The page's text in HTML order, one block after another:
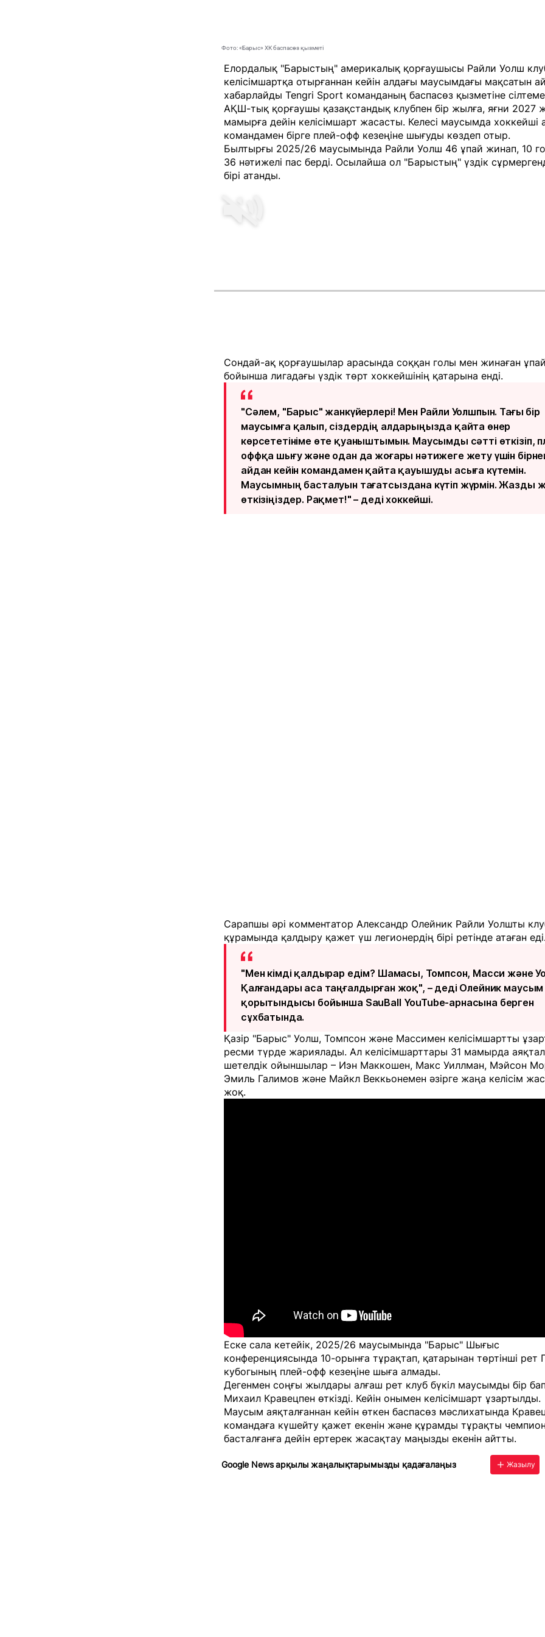
Фото: «Барыс» ХК баспасөз қызметі
Елордалық "Барыстың" америкалық қорғаушысы Райли Уолш
келісімшартқа отырғаннан кейін алдағы маусымдағы мақсатын
хабарлайды Tengri Sport команданың баспасөз қызметіне
АҚШ-тық қорғаушы қазақстандық клубпен бір жылға, яғни 2027
мамырға дейін келісімшарт жасасты. Келесі маусымда хоккейші
командамен бірге плей-офф кезеңіне шығуды көздеп отыр.
Былтырғы 2025/26 маусымында Райли Уолш 46 ұпай жинап, 10
36 нәтижелі пас берді. Осылайша ол "Барыстың" үздік
бірі атанды.
Сондай-ақ қорғаушылар арасында соққан голы мен жинаған
бойынша лигадағы үздік төрт хоккейшінің қатарына енді.
"Сәлем, "Барыс" жанкүйерлері! Мен Райли Уолшпын. Тағы бір
маусымға қалып, сіздердің алдарыңызда қайта өнер
көрсететініме өте қуаныштымын. Маусымды сәтті өткізіп,
оффқа шығу және одан да жоғары нәтижеге жету үшін
айдан кейін командамен қайта қауышуды асыға күтемін.
Маусымның басталуын тағатсыздана күтіп жүрмін. Жазды
өткізіңіздер. Рақмет!" – деді хоккейші.
Сарапшы әрі комментатор Александр Олейник Райли Уолшты
құрамында қалдыру қажет үш легионердің бірі ретінде атаған
"Мен кімді қалдырар едім? Шамасы, Томпсон, Масси және
Қалғандары аса таңғалдырған жоқ", – деді Олейник маусым
қорытындысы бойынша SauBall YouTube-арнасына берген
сұхбатында.
Қазір "Барыс" Уолш, Томпсон және Массимен келісімшартты
ресми түрде жариялады. Ал келісімшарттары 31 мамырда
шетелдік ойыншылар – Иэн Маккошен, Макс Уиллман, Мэйсон
Эмиль Галимов және Майкл Веккьонемен әзірге жаңа келісім
жоқ.
Еске сала кетейік, 2025/26 маусымында "Барыс" Шығыс
конференциясында 10-орынға тұрақтап, қатарынан төртінші рет
кубогының плей-офф кезеңіне шыға алмады.
Дегенмен соңғы жылдары алғаш рет клуб бүкіл маусымды бір
Михаил Кравецпен өткізді. Кейін онымен келісімшарт ұзартылды.
Маусым аяқталғаннан кейін өткен баспасөз мәслихатында
командаға күшейту қажет екенін және құрамды тұрақты
басталғанға дейін ертерек жасақтау маңызды екенін айтты.
Google News арқылы жаңалықтарымызды қадағалаңыз Жазылу